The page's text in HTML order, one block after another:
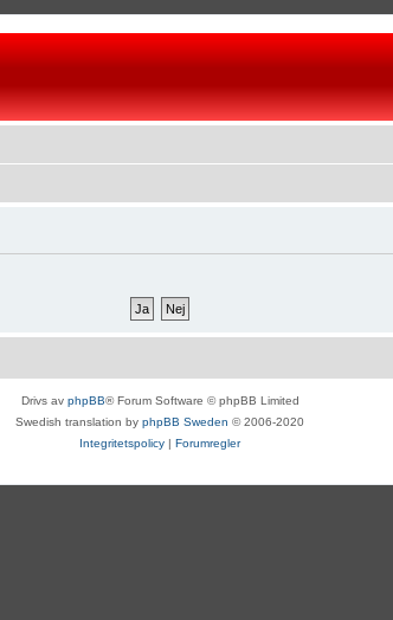
Drivs av phpBB® Forum Software © phpBB Limited
Swedish translation by phpBB Sweden © 2006-2020
Integritetspolicy | Forumregler